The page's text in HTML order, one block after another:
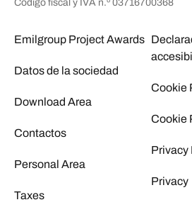
Código fiscal y IVA n.º 03716700368
Emilgroup Project Awards
Datos de la sociedad
Download Area
Contactos
Personal Area
Taxes
Cookie
Cookie
Privacy
Privacy